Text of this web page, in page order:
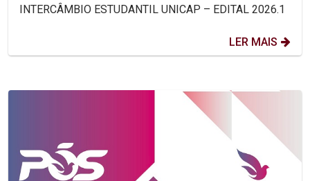
INTERCÂMBIO ESTUDANTIL UNICAP – EDITAL 2026.1
LER MAIS